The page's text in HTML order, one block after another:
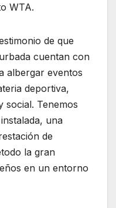
WTA.
de que
cuentan con
albergar eventos
deportiva,
social. Tenemos
una
de
la gran
en un entorno